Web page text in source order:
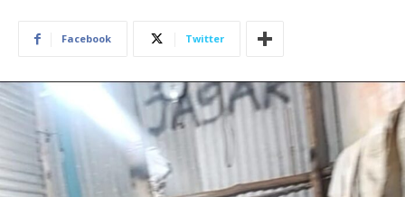
Facebook Twitter